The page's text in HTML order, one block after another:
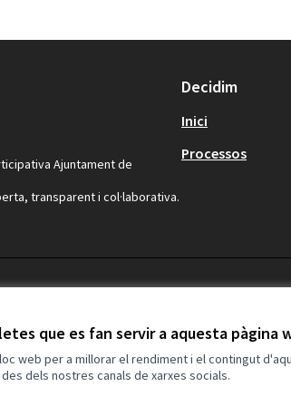
que es fan servir a aquesta pàgina
web per a millorar el rendiment i el contingut
dels nostres canals de xarxes socials.
Ajuntament de
transparent i col·laborativa.
Decidim
Inici
Processos